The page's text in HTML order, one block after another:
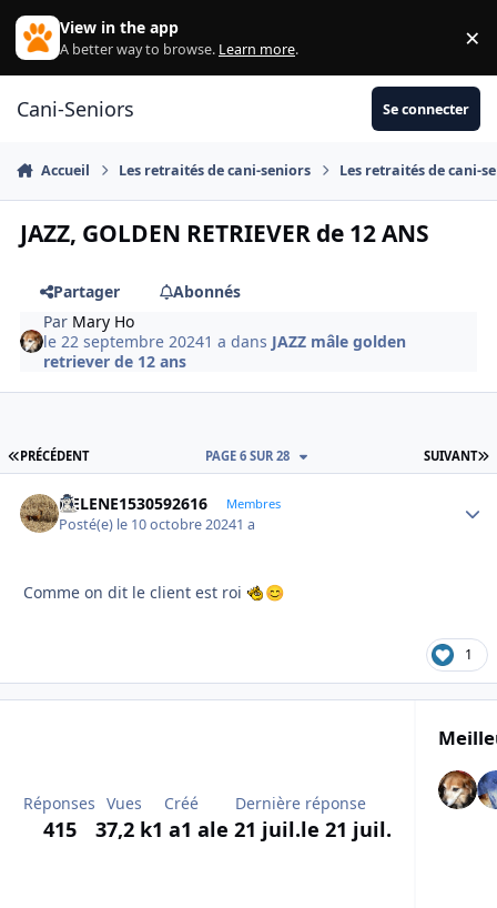
Aller au contenu
View in the app
A better way to browse. Learn more. ×
Cani-Seniors Se connecter
Accueil Les retraités de cani-seniors Les retraités de cani-
JAZZ, GOLDEN RETRIEVER de 12 ANS
Partager
Abonnés
Par Mary Ho
le 22 septembre 20241 a dans JAZZ mâle golden
retriever de 12 ans
PREMIÈRE PAGE
PRÉCÉDENT SUIVANT
PAGE 6 SUR 28
HELENE1530592616 Membres
Posté(e) le 10 octobre 20241 a
Comme on dit le client est roi 😊
1
Réponses
415
Vues
37,2 k
Créé
1 a1 a
Dernière réponse
le 21 juil.le 21 juil.